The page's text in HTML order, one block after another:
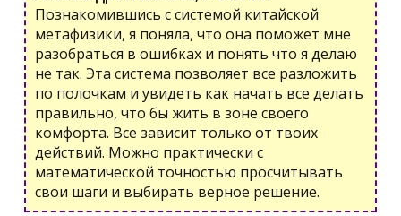
Познакомившись с системой китайской
метафизики, я поняла, что она поможет мне
разобраться в ошибках и понять что я делаю
не так. Эта система позволяет все разложить
по полочкам и увидеть как начать все делать
правильно, что бы жить в зоне своего
комфорта. Все зависит только от твоих
действий. Можно практически с
математической точностью просчитывать
свои шаги и выбирать верное решение.